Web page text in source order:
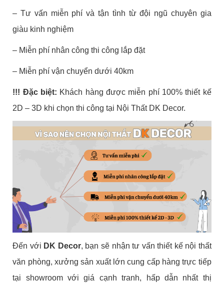
– Tư vấn miễn phí và tận tình từ đội ngũ chuyên gia
giàu kinh nghiệm
– Miễn phí nhân công thi công lắp đặt
– Miễn phí vận chuyển dưới 40km
!!! Đặc biệt: Khách hàng được miễn phí 100% thiết kế
2D – 3D khi chọn thi công tại Nội Thất DK Decor.
Đến với DK Decor, bạn sẽ nhận tư vấn thiết kế nội thất
văn phòng, xưởng sản xuất lớn cung cấp hàng trực tiếp
tại showroom với giá cạnh tranh, hấp dẫn nhất thị